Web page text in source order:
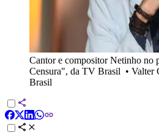
Cantor e compositor Netinho no
Censura", da TV Brasil • Valter
Brasil